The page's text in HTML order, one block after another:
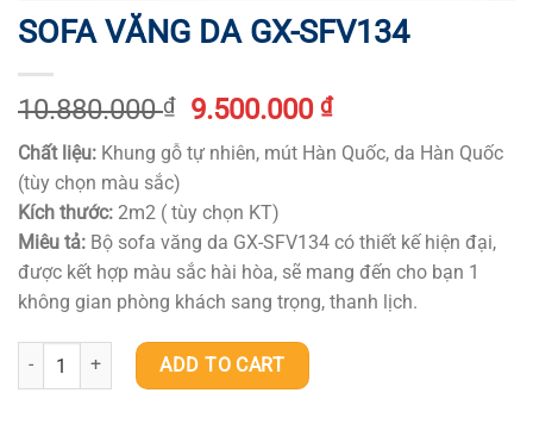
SOFA VĂNG DA GX-SFV134
10.880.000₫
Original
price
was:
9.500.000₫Current
price
is:
Chất liệu: Khung gỗ tự nhiên, mút Hàn Quốc, da Hàn Quốc
(tùy chọn màu sắc)
Kích thước: 2m2 ( tùy chọn KT)
Miêu tả: Bộ sofa văng da GX-SFV134 có thiết kế hiện đại,
được kết hợp màu sắc hài hòa, sẽ mang đến cho bạn 1
không gian phòng khách sang trọng, thanh lịch.
SOFA VĂNG DA GX-SFV134 quantity
ADD TO CART